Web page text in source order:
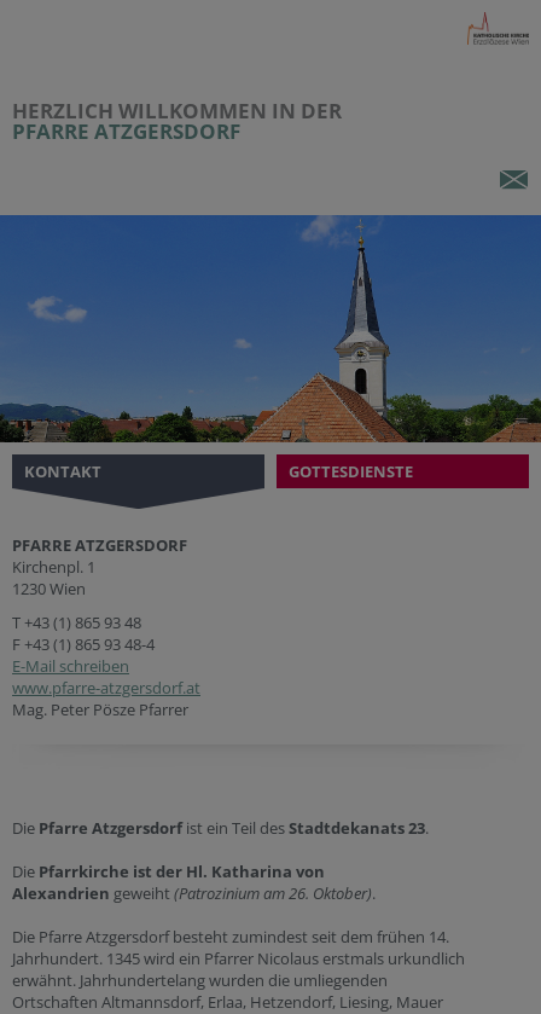
HERZLICH WILLKOMMEN IN DER
PFARRE ATZGERSDORF
KONTAKT GOTTESDIENSTE
PFARRE ATZGERSDORF
Kirchenpl. 1
1230 Wien
T+43 (1) 865 93 48
F +43 (1) 865 93 48-4
E-Mail schreiben
www.pfarre-atzgersdorf.at
Mag. Peter Pösze Pfarrer
Die Pfarre Atzgersdorfist ein Teil desStadtdekanats 23.
Die Pfarrkirche ist der Hl. Katharina von
Alexandrien geweiht (Patrozinium am 26. Oktober).
Die Pfarre Atzgersdorf besteht zumindest seit dem frühen 14.
Jahrhundert. 1345 wird ein Pfarrer Nicolaus erstmals urkundlich
erwähnt. Jahrhundertelang wurden die umliegenden
Ortschaften Altmannsdorf, Erlaa, Hetzendorf, Liesing, Mauer